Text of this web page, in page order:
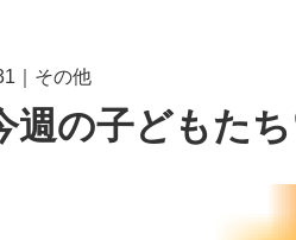
｜その他
週の子どもた